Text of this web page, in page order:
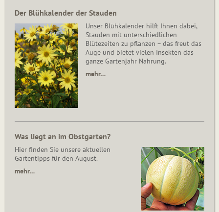
Der Blühkalender der Stauden
Unser Blühkalender hilft Ihnen dabei,
Stauden mit unterschiedlichen
Blütezeiten zu pflanzen – das freut das
Auge und bietet vielen Insekten das
ganze Gartenjahr Nahrung.
mehr…
Was liegt an im Obstgarten?
Hier finden Sie unsere aktuellen
Gartentipps für den August.
mehr…